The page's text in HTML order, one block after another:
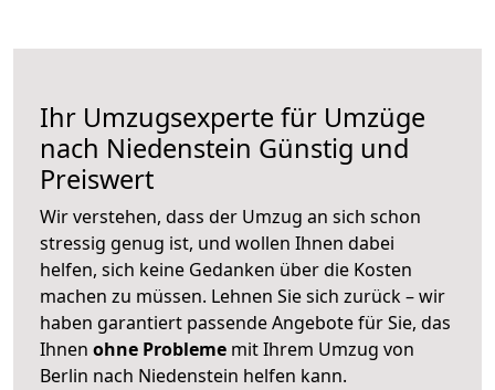
Ihr Umzugsexperte für Umzüge
nach Niedenstein Günstig und
Preiswert
Wir verstehen, dass der Umzug an sich schon
stressig genug ist, und wollen Ihnen dabei
helfen, sich keine Gedanken über die Kosten
machen zu müssen. Lehnen Sie sich zurück – wir
haben garantiert passende Angebote für Sie, das
Ihnen ohne Probleme mit Ihrem Umzug von
Berlin nach Niedenstein helfen kann.